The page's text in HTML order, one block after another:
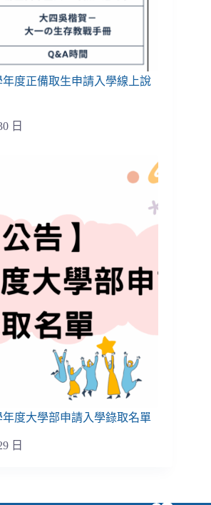
度正備取生申請入學線上說
日
年度大學部申請入學錄取名單
日